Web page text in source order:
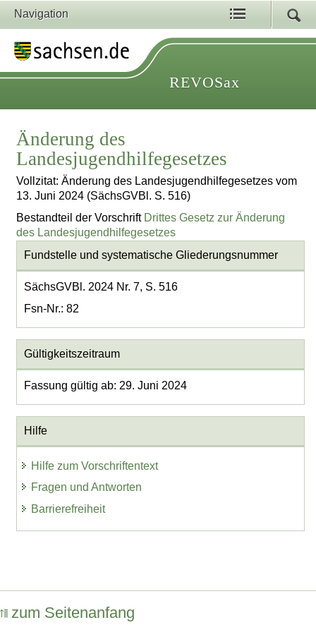
Navigation
REVOSax
Änderung des
Landesjugendhilfegesetzes
Vollzitat: Änderung des Landesjugendhilfegesetzes vom
13. Juni 2024 (SächsGVBl. S. 516)
Bestandteil der Vorschrift Drittes Gesetz zur Änderung
des Landesjugendhilfegesetzes
Fundstelle und systematische Gliederungsnummer
SächsGVBl. 2024 Nr. 7, S. 516
Fsn-Nr.: 82
Gültigkeitszeitraum
Fassung gültig ab: 29. Juni 2024
Hilfe
Hilfe zum Vorschriftentext
Fragen und Antworten
Barrierefreiheit
zum Seitenanfang